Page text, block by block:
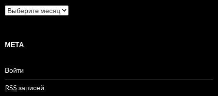
А
р
в
МЕТА
Войти
RSS записей